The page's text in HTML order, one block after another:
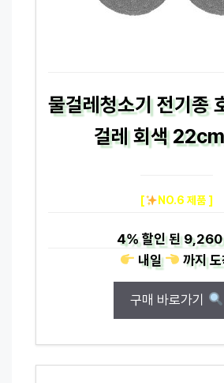
물걸레청소기 전기종
걸레 회색
[ NO.6 제품 ]
4%할인 된9,260
내일
까지도
구매 바로가기